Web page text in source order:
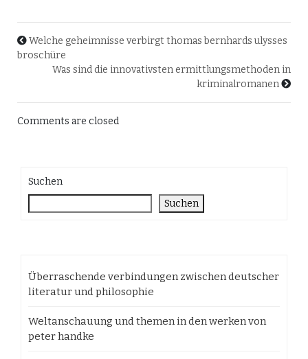
Welche geheimnisse verbirgt thomas bernhards ulysses
broschüre
Was sind die innovativsten ermittlungsmethoden in
kriminalromanen
Comments are closed
Suchen
Suchen
Überraschende verbindungen zwischen deutscher
literatur und philosophie
Weltanschauung und themen in den werken von
peter handke